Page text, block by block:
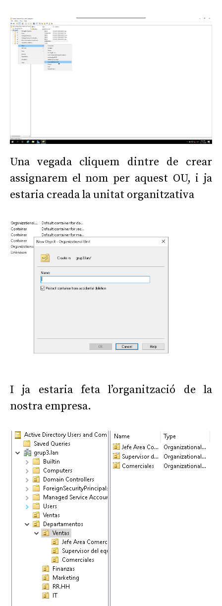
Una vegada cliquem dintre de crear
assignarem el nom per aquest OU, i ja
estaria creada la unitat organitzativa
I ja estaria feta l’organització de la
nostra empresa.